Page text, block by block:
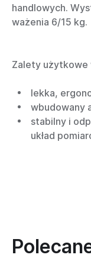
handlowych.
ważenia 6/15 kg.
Zalety użytkowe
lekka,
wbudowany
stabilny i
układ